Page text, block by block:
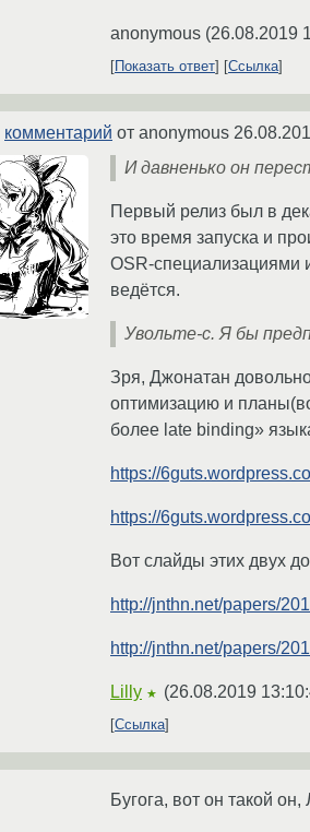
anonymous (26.08.2019
Показать ответ Ссылка
комментарий от anonymous
И давненько он
Первый релиз был в
это время запуска и
OSR-специализациями
ведётся.
Увольте-с. Я бы
Зря, Джонатан
оптимизацию и
более late binding»
https://
https://
Вот слайды этих двух
http://jnthn.net/papers/
http://jnthn.net/papers/
Lilly ★ (26.08.2019
Ссылка
Бугога, вот он такой